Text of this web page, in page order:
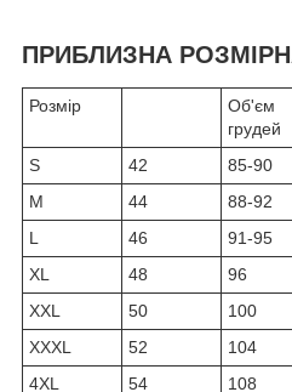
ПРИБЛИЗНА
Розмір
Об'єм
грудей
S
42 85-90
M
44 88-92
L
46 91-95
XL
48 96
XXL
50 100
XXXL
52 104
4XL
54 108